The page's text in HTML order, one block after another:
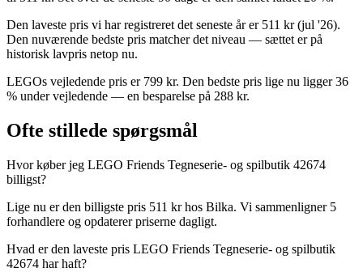
Den laveste pris vi har registreret det seneste år er 511 kr (jul '26).
Den nuværende bedste pris matcher det niveau — sættet er på
historisk lavpris netop nu.
LEGOs vejledende pris er 799 kr. Den bedste pris lige nu ligger 36
% under vejledende — en besparelse på 288 kr.
Ofte stillede spørgsmål
Hvor køber jeg LEGO Friends Tegneserie- og spilbutik 42674
billigst?
Lige nu er den billigste pris 511 kr hos Bilka. Vi sammenligner 5
forhandlere og opdaterer priserne dagligt.
Hvad er den laveste pris LEGO Friends Tegneserie- og spilbutik
42674 har haft?